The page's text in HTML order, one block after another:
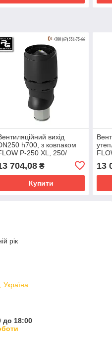
вихід
h700, з ковпаком
P-250 XL, 250/
704,08₴
Купити
XL
13
рік
Україна
до 18:00